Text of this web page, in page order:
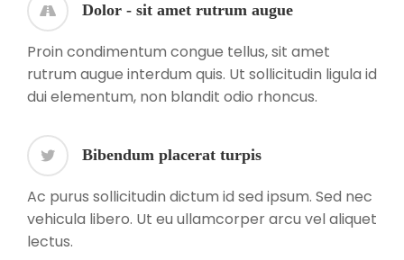
Dolor - sit amet rutrum augue
Proin condimentum congue tellus, sit amet
rutrum augue interdum quis. Ut sollicitudin ligula id
dui elementum, non blandit odio rhoncus.
Bibendum placerat turpis
Ac purus sollicitudin dictum id sed ipsum. Sed nec
vehicula libero. Ut eu ullamcorper arcu vel aliquet
lectus.